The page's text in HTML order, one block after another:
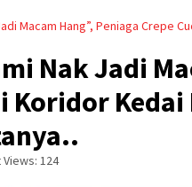
Macam Hang”, Peniaga Crepe
Nak Jadi
Koridor
124